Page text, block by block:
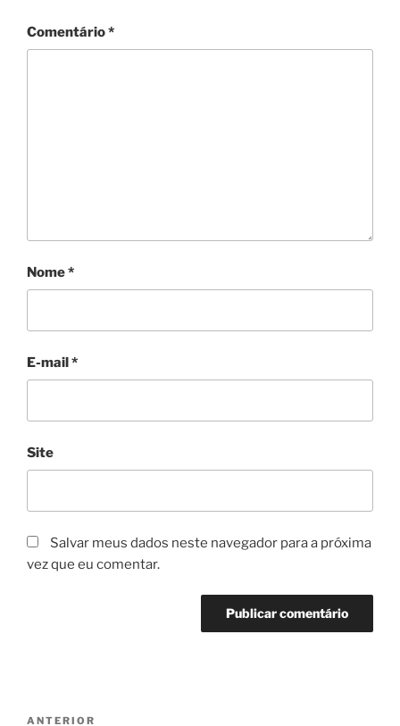
Comentário*
Nome*
E-mail*
Site
Salvar meus dados neste navegador para a próxima
vez que eu comentar.
ANTERIOR